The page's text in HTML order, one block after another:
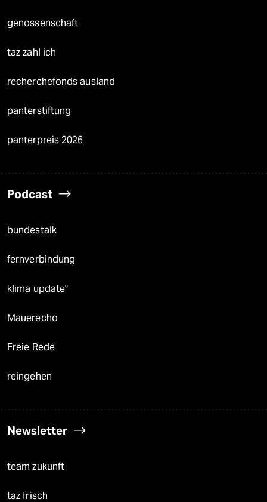
genossenschaft
taz zahl ich
recherchefonds ausland
panterstiftung
panterpreis 2026
Podcast
bundestalk
fernverbindung
klima update°
Mauerecho
Freie Rede
reingehen
Newsletter
team zukunft
taz frisch